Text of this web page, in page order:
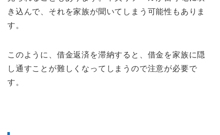
き込んで、それを家族が聞いてしまう可能性もありま
す。
このように、借金返済を滞納すると、借金を家族に隠
し通すことが難しくなってしまうので注意が必要で
す。